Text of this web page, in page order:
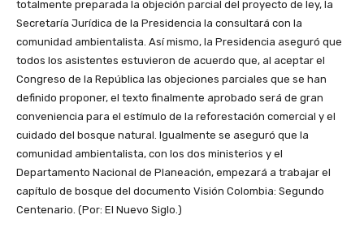
totalmente preparada la objeción parcial del proyecto de ley, la
Secretaría Jurídica de la Presidencia la consultará con la
comunidad ambientalista. Así mismo, la Presidencia aseguró que
todos los asistentes estuvieron de acuerdo que, al aceptar el
Congreso de la República las objeciones parciales que se han
definido proponer, el texto finalmente aprobado será de gran
conveniencia para el estímulo de la reforestación comercial y el
cuidado del bosque natural. Igualmente se aseguró que la
comunidad ambientalista, con los dos ministerios y el
Departamento Nacional de Planeación, empezará a trabajar el
capítulo de bosque del documento Visión Colombia: Segundo
Centenario. (Por: El Nuevo Siglo.)